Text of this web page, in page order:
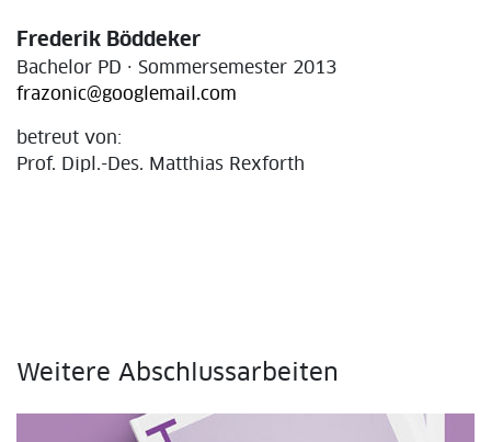
Frederik Böddeker
Bachelor PD · Sommersemester 2013
frazonic@googlemail.com
betreut von:
Prof. Dipl.-Des. Matthias Rexforth
Weitere Abschlussarbeiten